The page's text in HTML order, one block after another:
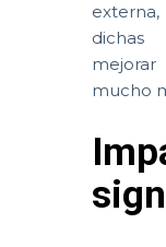
dichas
mucho